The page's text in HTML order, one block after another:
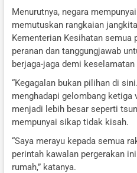
Menurutnya, negara
memutuskan rangkaian
Kementerian Kesihatan semua
peranan dan tanggungjawab
berjaga-jaga demi
“Kegagalan bukan pilihan di
menghadapi gelombang ketiga
menjadi lebih besar seperti
mempunyai sikap tidak kisah.
“Saya merayu kepada semua
perintah kawalan pergerakan
rumah,” katanya.